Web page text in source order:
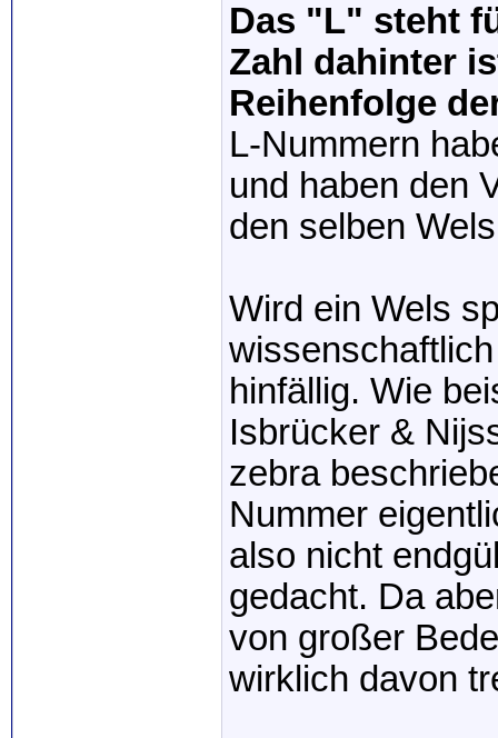
Das "L" steht
Zahl dahinter
Reihenfolge
L-Nummern
und haben den
den selben
Wird ein Wels
hinfällig. Wie
Isbrücker &
zebra
Nummer
also nicht
gedacht. Da
von großer
wirklich davon